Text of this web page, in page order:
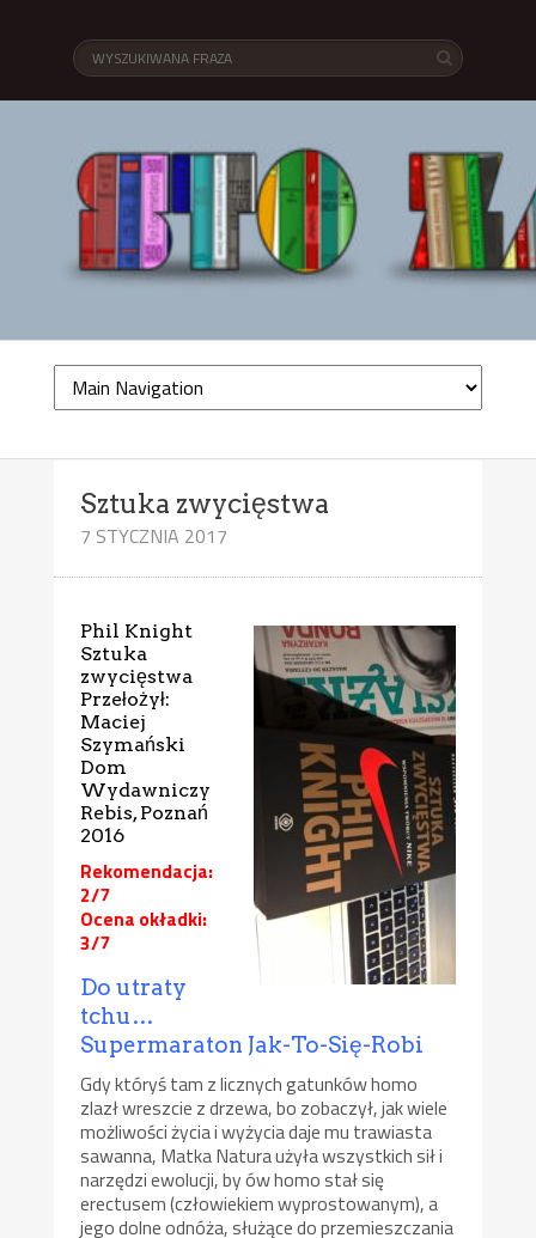
Sztuka zwycięstwa
7 STYCZNIA 2017
Phil Knight
Sztuka
zwycięstwa
Przełożył:
Maciej
Szymański
Dom
Wydawniczy
Rebis, Poznań
2016
Rekomendacja:
2/7
Ocena okładki:
3/7
Do utraty
tchu…
Supermaraton Jak-To-Się-Robi
Gdy któryś tam z licznych gatunków homo
zlazł wreszcie z drzewa, bo zobaczył, jak wiele
możliwości życia i wyżycia daje mu trawiasta
sawanna, Matka Natura użyła wszystkich sił i
narzędzi ewolucji, by ów homo stał się
erectusem (człowiekiem wyprostowanym), a
jego dolne odnóża, służące do przemieszczania